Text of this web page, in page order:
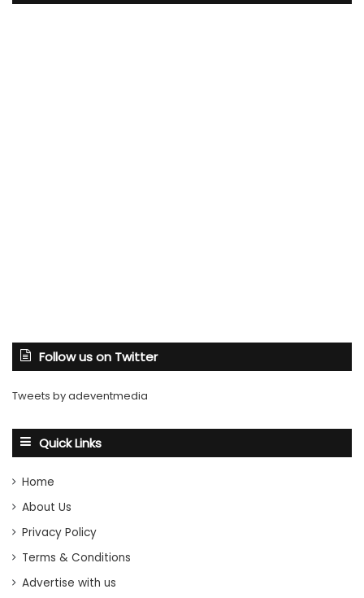
Follow us on Twitter
Tweets by adeventmedia
Quick Links
Home
About Us
Privacy Policy
Terms & Conditions
Advertise with us